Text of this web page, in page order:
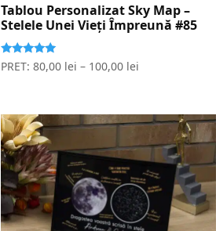
Tablou Personalizat Sky Map –
Stelele Unei Vieți Împreună #85
Evaluat la
5.00
PRET: 80,00 lei – 100,00 lei